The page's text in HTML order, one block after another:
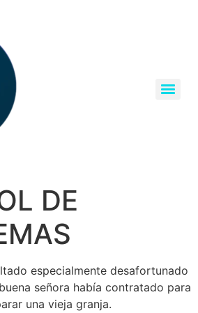
DE
especialmente desafortunado
señora había contratado para
una vieja granja.